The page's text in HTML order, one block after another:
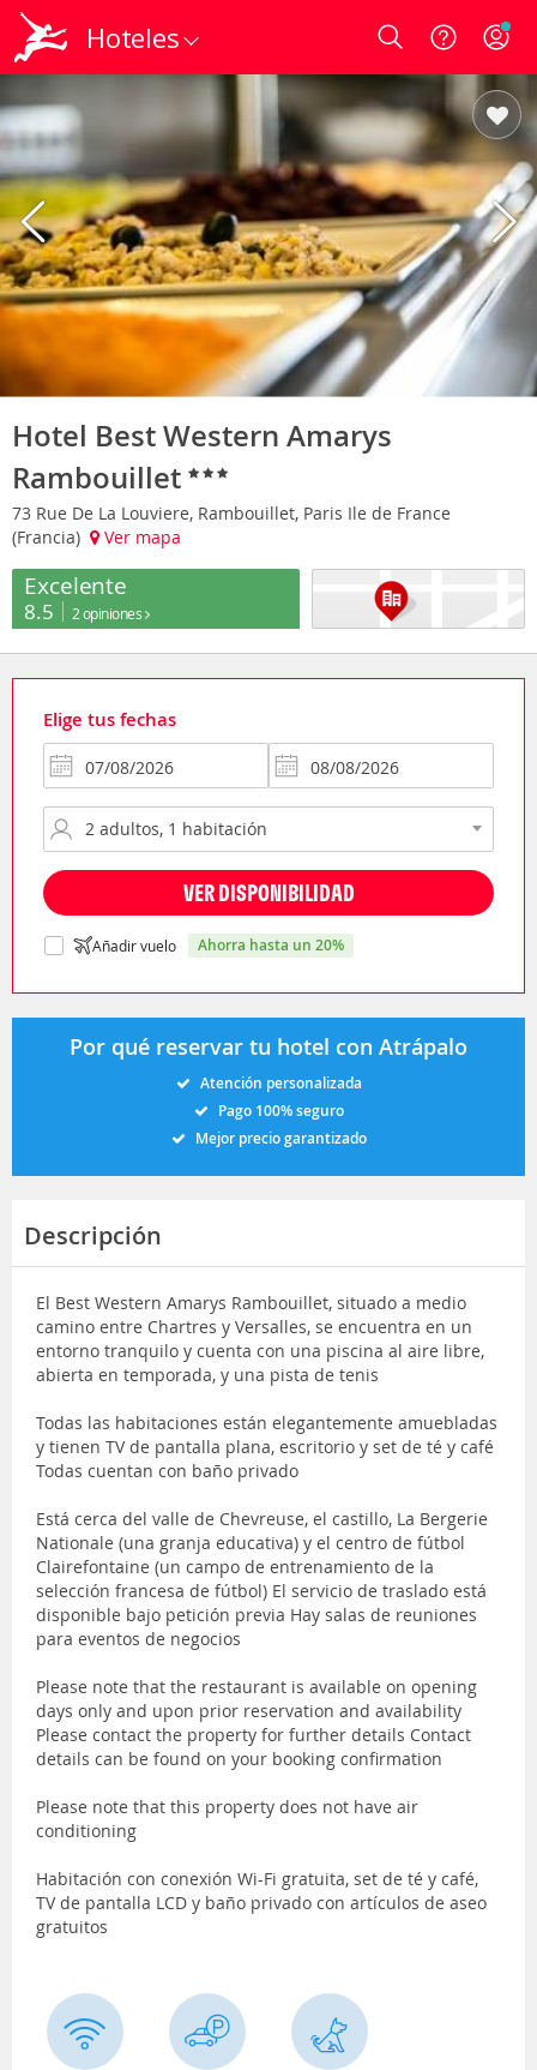
Hoteles Login
Hotel Best Western Amarys
Rambouillet
73 Rue De La Louviere, Rambouillet, Paris Ile de France
(Francia)
Ver mapa
Excelente
8.5 2 opiniones
Elige tus fechas
VER DISPONIBILIDAD
Añadir vuelo ahorra hasta un 20%
Por qué reservar tu hotel con Atrápalo
Atención personalizada
Pago 100% seguro
Mejor precio garantizado
Descripción
El Best Western Amarys Rambouillet, situado a medio
camino entre Chartres y Versalles, se encuentra en un
entorno tranquilo y cuenta con una piscina al aire libre,
abierta en temporada, y una pista de tenis
Todas las habitaciones están elegantemente amuebladas
y tienen TV de pantalla plana, escritorio y set de té y café
Todas cuentan con baño privado
Está cerca del valle de Chevreuse, el castillo, La Bergerie
Nationale (una granja educativa) y el centro de fútbol
Clairefontaine (un campo de entrenamiento de la
selección francesa de fútbol) El servicio de traslado está
disponible bajo petición previa Hay salas de reuniones
para eventos de negocios
Please note that the restaurant is available on opening
days only and upon prior reservation and availability
Please contact the property for further details Contact
details can be found on your booking confirmation
Please note that this property does not have air
conditioning
Habitación con conexión Wi-Fi gratuita, set de té y café,
TV de pantalla LCD y baño privado con artículos de aseo
gratuitos